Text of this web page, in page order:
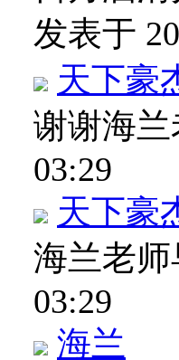
发表于
天下豪
谢谢海
03:29
天下豪
海兰老
03:29
海兰